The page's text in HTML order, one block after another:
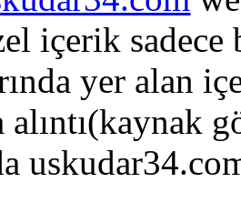
içerik sadece
yer alan
alıntı(kaynak